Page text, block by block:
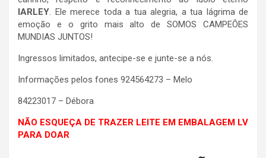
IARLEY. Ele merece toda a tua alegria, a tua lágrima de
emoção e o grito mais alto de SOMOS CAMPEÕES
MUNDIAS JUNTOS!
Ingressos limitados, antecipe-se e junte-se a nós.
Informações pelos fones 924564273 – Melo
84223017 – Débora
NÃO ESQUEÇA DE TRAZER LEITE EM EMBALAGEM LV
PARA DOAR